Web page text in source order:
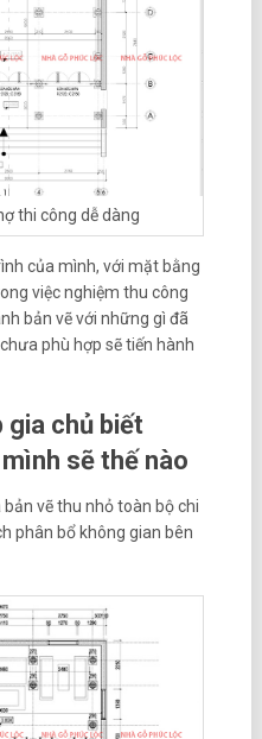
thi công dễ dàng
của mình, với mặt bằng
việc nghiệm thu công
bản vẽ với những gì đã
phù hợp sẽ tiến hành
gia chủ biết
sẽ thế nào
vẽ thu nhỏ toàn bộ chi
phân bổ không gian bên